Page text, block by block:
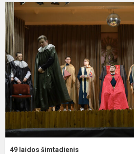
49 laidos šimtadienis